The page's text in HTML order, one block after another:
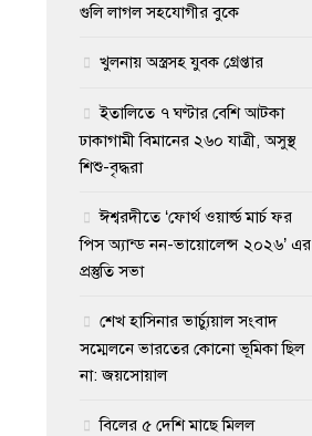
গুলি লাগল সহযোগীর বুকে
খুলনায় অস্ত্রসহ যুবক গ্রেপ্তার
ইতালিতে ৭ ঘণ্টার বেশি আটকা
ঢাকাগামী বিমানের ২৬০ যাত্রী, অসুস্থ
শিশু-বৃদ্ধরা
ঈশ্বরদীতে ‘ফোর্থ ওয়ার্ল্ড মার্চ ফর
পিস অ্যান্ড নন-ভায়োলেন্স ২০২৬’ এর
প্রস্তুতি সভা
শেখ হাসিনার ভার্চ্যুয়াল সংবাদ
সম্মেলনে ভারতের কোনো ভূমিকা ছিল
না: জয়সোয়াল
বিলের ৫ দেশি মাছে মিলল